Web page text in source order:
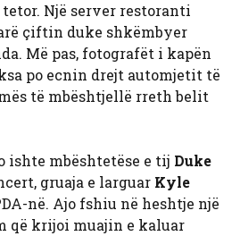
Një server restoranti
çiftin duke shkëmbyer
Më pas, fotografët i kapën
po ecnin drejt automjetit të
të mbështjellë rreth belit
ishte mbështetëse e tij Duke
gruaja e larguar Kyle
në. Ajo fshiu në heshtje një
që krijoi muajin e kaluar